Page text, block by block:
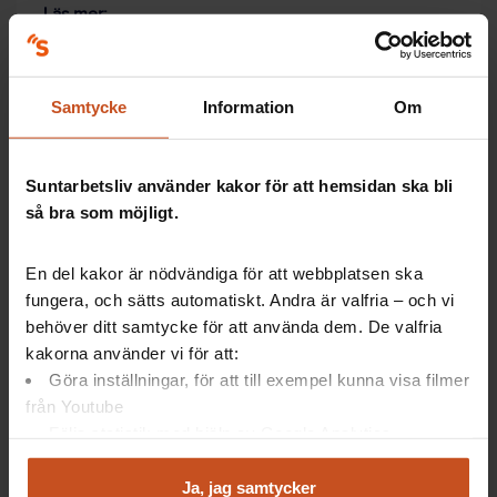
Samtycke Information Om
Suntarbetsliv använder kakor för att hemsidan ska bli
så bra som möjligt.
En del kakor är nödvändiga för att webbplatsen ska
fungera, och sätts automatiskt. Andra är valfria – och vi
behöver ditt samtycke för att använda dem. De valfria
kakorna använder vi för att:
Göra inställningar, för att till exempel kunna visa filmer
från Youtube
Analysera trafik för att kunna visa riktad information
Ja, jag samtycker
Läs mer:
Frågor och svar om delaktighet och tillgänglighet
En arbetsplats som passar fler
En tillgänglig och inkluderande arbetsmiljö är bra för
medarbetare med behov av olika lösningar i
organisationen.
Tänk på att funktionsnedsättningar är vanliga
och ofta inte synliga.
Utgå från att alla medarbetare har olika behov
och behöver olika förutsättningar för att kunna
Ha kontinuerlig dialog och fråga vid
exempelvis medarbetarsamtal om vad som